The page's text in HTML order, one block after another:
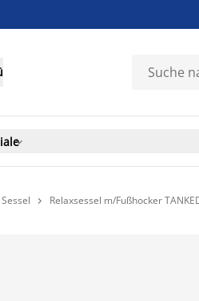

Sessel  Relaxsessel m/Fußhocker